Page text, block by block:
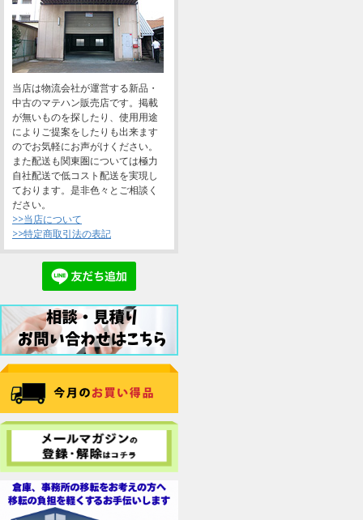
当店は物流会社が運営する新品・
中古のマテハン販売店です。掲載
が無いものを探したり、使用用途
によりご提案をしたりも出来ます
のでお気軽にお声がけください。
また配送も関東圏については極力
自社配送で低コスト配送を実現し
ております。是非色々とご相談く
ださい。
>>当店について
>>特定商取引法の表記